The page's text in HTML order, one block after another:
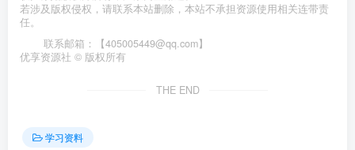
若涉及版权侵权，请联系本站删除，本站不承担资源使用相关连带责
任。
联系邮箱：【405005449@qq.com】
优享资源社 © 版权所有
THE END
学习资料